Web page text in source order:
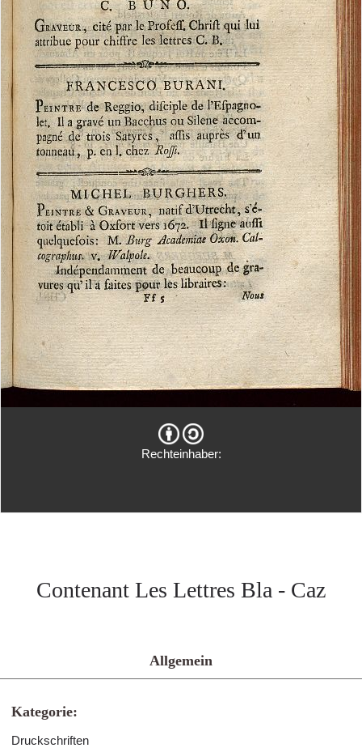
Rechteinhaber:
Contenant Les Lettres Bla - Caz
Allgemein
Kategorie:
Druckschriften